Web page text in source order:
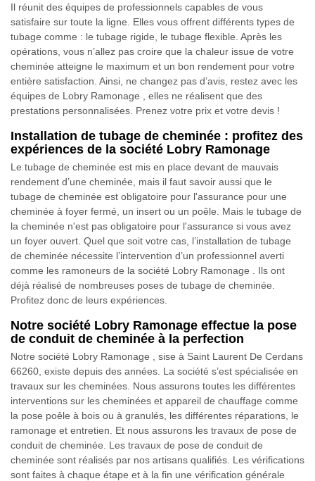
Il réunit des équipes de professionnels capables de vous
satisfaire sur toute la ligne. Elles vous offrent différents types de
tubage comme : le tubage rigide, le tubage flexible. Après les
opérations, vous n’allez pas croire que la chaleur issue de votre
cheminée atteigne le maximum et un bon rendement pour votre
entière satisfaction. Ainsi, ne changez pas d’avis, restez avec les
équipes de Lobry Ramonage , elles ne réalisent que des
prestations personnalisées. Prenez votre prix et votre devis !
Installation de tubage de cheminée : profitez des
expériences de la société Lobry Ramonage
Le tubage de cheminée est mis en place devant de mauvais
rendement d’une cheminée, mais il faut savoir aussi que le
tubage de cheminée est obligatoire pour l'assurance pour une
cheminée à foyer fermé, un insert ou un poêle. Mais le tubage de
la cheminée n'est pas obligatoire pour l'assurance si vous avez
un foyer ouvert. Quel que soit votre cas, l’installation de tubage
de cheminée nécessite l’intervention d’un professionnel averti
comme les ramoneurs de la société Lobry Ramonage . Ils ont
déjà réalisé de nombreuses poses de tubage de cheminée.
Profitez donc de leurs expériences.
Notre société Lobry Ramonage effectue la pose
de conduit de cheminée à la perfection
Notre société Lobry Ramonage , sise à Saint Laurent De Cerdans
66260, existe depuis des années. La société s’est spécialisée en
travaux sur les cheminées. Nous assurons toutes les différentes
interventions sur les cheminées et appareil de chauffage comme
la pose poêle à bois ou à granulés, les différentes réparations, le
ramonage et entretien. Et nous assurons les travaux de pose de
conduit de cheminée. Les travaux de pose de conduit de
cheminée sont réalisés par nos artisans qualifiés. Les vérifications
sont faites à chaque étape et à la fin une vérification générale